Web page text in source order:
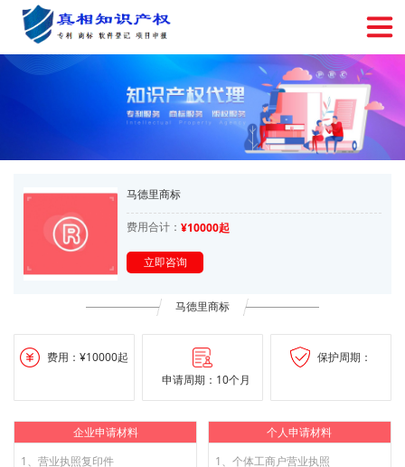
马德里商标
费用合计： ¥10000起
立即咨询
马德里商标
费用：¥10000起
申请周期：10个月
保护周期：
企业申请材料
1、营业执照复印件
个人申请材料
1、个体工商户营业执照